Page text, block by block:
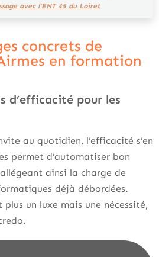
avec l’ENT 45 du Loiret
concrets de
en formation
d’efficacité pour les
au quotidien, l’efficacité s’en
permet d’automatiser bon
ainsi la charge de
déjà débordées.
plus un luxe mais une nécessité,